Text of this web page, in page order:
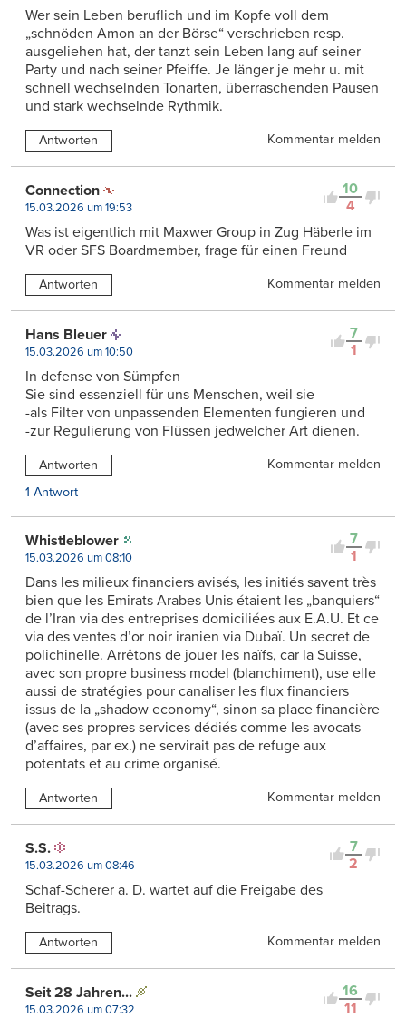
Wer sein Leben beruflich und im Kopfe voll dem
„schnöden Amon an der Börse“ verschrieben resp.
ausgeliehen hat, der tanzt sein Leben lang auf seiner
Party und nach seiner Pfeiffe. Je länger je mehr u. mit
schnell wechselnden Tonarten, überraschenden Pausen
und stark wechselnde Rythmik.
Antworten Kommentar melden
10
4
Connection
15.03.2026 um 19:53
Was ist eigentlich mit Maxwer Group in Zug Häberle im
VR oder SFS Boardmember, frage für einen Freund
Antworten Kommentar melden
7
1
Hans Bleuer
15.03.2026 um 10:50
In defense von Sümpfen
Sie sind essenziell für uns Menschen, weil sie
-als Filter von unpassenden Elementen fungieren und
-zur Regulierung von Flüssen jedwelcher Art dienen.
Antworten
Kommentar melden
1 Antwort
7
1
Whistleblower
15.03.2026 um 08:10
Dans les milieux financiers avisés, les initiés savent très
bien que les Emirats Arabes Unis étaient les „banquiers“
de l’Iran via des entreprises domiciliées aux E.A.U. Et ce
via des ventes d’or noir iranien via Dubaï. Un secret de
polichinelle. Arrêtons de jouer les naïfs, car la Suisse,
avec son propre business model (blanchiment), use elle
aussi de stratégies pour canaliser les flux financiers
issus de la „shadow economy“, sinon sa place financière
(avec ses propres services dédiés comme les avocats
d’affaires, par ex.) ne servirait pas de refuge aux
potentats et au crime organisé.
Antworten Kommentar melden
7
2
S.S.
15.03.2026 um 08:46
Schaf-Scherer a. D. wartet auf die Freigabe des
Beitrags.
Antworten Kommentar melden
16
11
Seit 28 Jahren...
15.03.2026 um 07:32